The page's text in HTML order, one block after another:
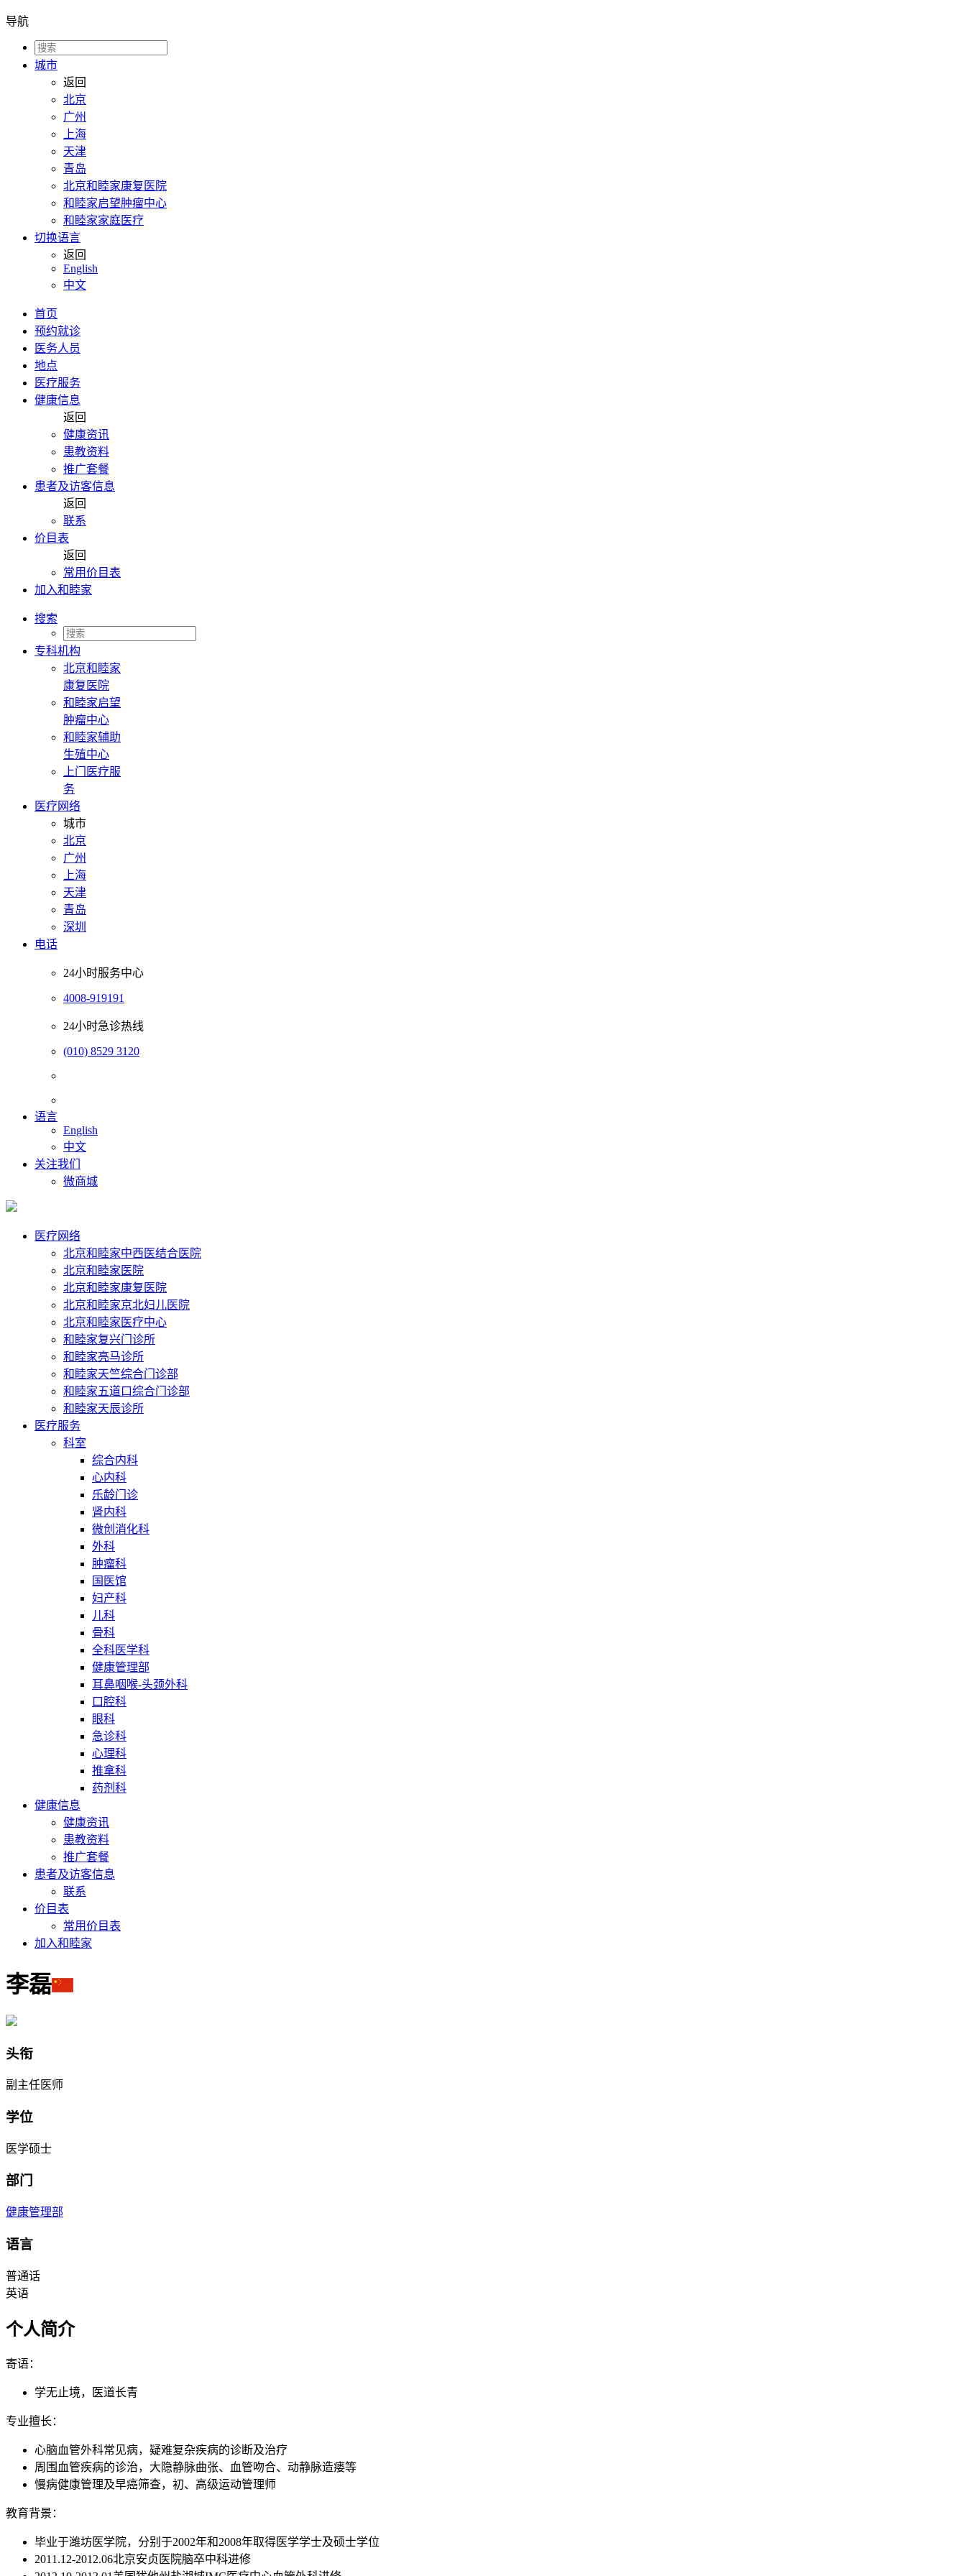
导航
城市
返回
北京
广州
上海
天津
青岛
北京和睦家康复医院
和睦家启望肿瘤中心
和睦家家庭医疗
切换语言
返回
English
中文
首页
预约就诊
医务人员
地点
医疗服务
健康信息
返回
健康资讯
患教资料
推广套餐
患者及访客信息
返回
联系
价目表
返回
常用价目表
加入和睦家
搜索
专科机构
北京和睦家
康复医院
和睦家启望
肿瘤中心
和睦家辅助
生殖中心
上门医疗服
务
医疗网络
城市
北京
广州
上海
天津
青岛
深圳
电话
24小时服务中心
4008-919191
24小时急诊热线
(010) 8529 3120
语言
English
中文
关注我们
微商城
医疗网络
北京和睦家中西医结合医院
北京和睦家医院
北京和睦家康复医院
北京和睦家京北妇儿医院
北京和睦家医疗中心
和睦家复兴门诊所
和睦家亮马诊所
和睦家天竺综合门诊部
和睦家五道口综合门诊部
和睦家天辰诊所
医疗服务
科室
综合内科
心内科
乐龄门诊
肾内科
微创消化科
外科
肿瘤科
国医馆
妇产科
儿科
骨科
全科医学科
健康管理部
耳鼻咽喉-头颈外科
口腔科
眼科
急诊科
心理科
推拿科
药剂科
健康信息
健康资讯
患教资料
推广套餐
患者及访客信息
联系
价目表
常用价目表
加入和睦家
李磊
头衔
副主任医师
学位
医学硕士
部门
健康管理部
语言
普通话
英语
个人简介
寄语：
学无止境，医道长青
专业擅长：
心脑血管外科常见病，疑难复杂疾病的诊断及治疗
周围血管疾病的诊治，大隐静脉曲张、血管吻合、动静脉造瘘等
慢病健康管理及早癌筛查，初、高级运动管理师
教育背景：
毕业于潍坊医学院，分别于2002年和2008年取得医学学士及硕士学位
2011.12-2012.06北京安贞医院脑卒中科进修